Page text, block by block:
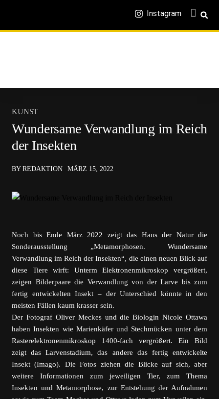
Instagram
KUNST
Wundersame Verwandlung im Reich
der Insekten
BY REDAKTION MÄRZ 15, 2022
Noch bis Ende März 2022 zeigt das Haus der Natur die
Sonderausstellung „Metamorphosen. Wundersame
Verwandlung im Reich der Insekten“, die einen neuen Blick auf
diese Tiere wirft: Unterm Elektronenmikroskop vergrößert,
zeigen Bilderpaare die Verwandlung von der Larve bis zum
fertig entwickelten Insekt – der Unterschied könnte in den
meisten Fällen kaum krasser sein.
Der Fotograf Oliver Meckes und die Biologin Nicole Ottawa
haben Insekten wie Marienkäfer und Stechmücken unter dem
Rasterelektronenmikroskop 1400-fach vergrößert. Ein Bild
zeigt das Larvenstadium, das andere das fertig entwickelte
Insekt (Imago). Die Fotos ziehen die Blicke auf sich, aber
weitere Informationen zum jeweiligen Tier, zum Thema
Insekten und Metamorphose, zur Entstehung der Aufnahmen